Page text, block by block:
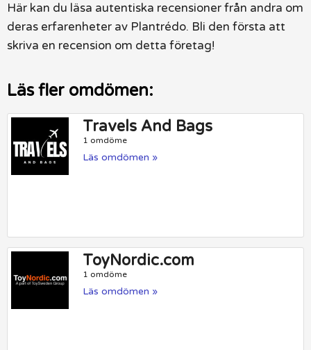
Här kan du läsa autentiska recensioner från andra om
deras erfarenheter av Plantrédo. Bli den första att
skriva en recension om detta företag!
Läs fler omdömen:
Travels And Bags
1 omdöme
Läs omdömen »
ToyNordic.com
1 omdöme
Läs omdömen »